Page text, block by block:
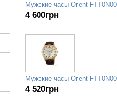
Мужские часы Orient
4 600грн
Мужские часы Orient
4 520грн